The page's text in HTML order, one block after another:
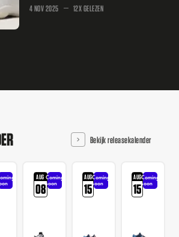
4 NOV 2025 12X GELEZEN
Bekijk releasekalender
AUG
08
Coming
soon
AUG
15
Coming
soon
AUG
15
Coming
soon